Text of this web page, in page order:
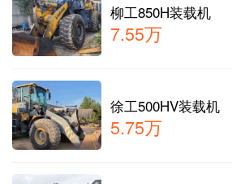
柳工850H装载机
7.55万
徐工500HV装载机
5.75万